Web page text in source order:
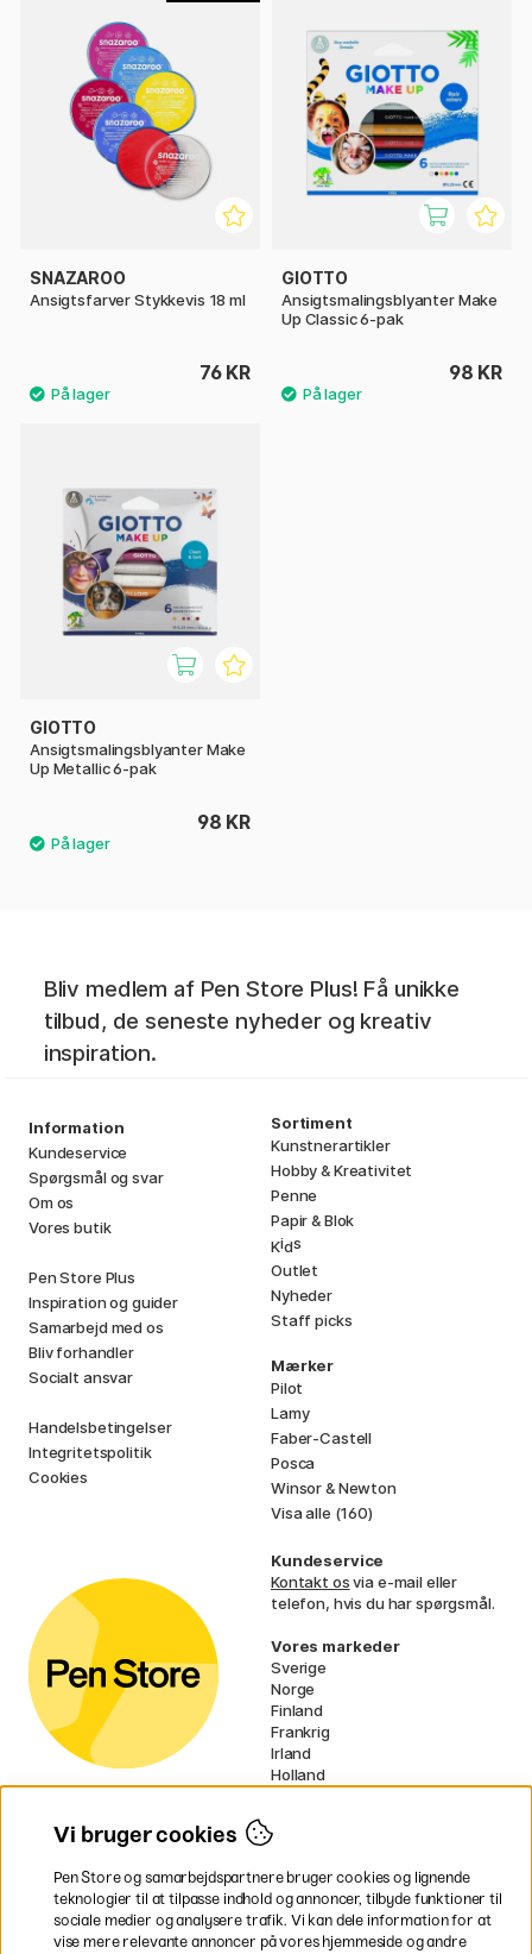
SNAZAROO
Ansigtsfarver Stykkevis 18 ml
76 KR
GIOTTO
Ansigtsmalingsblyanter Make
Up Classic 6-pak
98 KR
GIOTTO
Ansigtsmalingsblyanter Make
Up Metallic 6-pak
98 KR
Bliv medlem af Pen Store Plus! Få unikke
tilbud, de seneste nyheder og kreativ
inspiration.
Information
Kundeservice
Spørgsmål og svar
Om os
Vores butik
Pen Store Plus
Inspiration og guider
Samarbejd med os
Bliv forhandler
Socialt ansvar
Handelsbetingelser
Integritetspolitik
Cookies
Sortiment
Kunstnerartikler
Hobby & Kreativitet
Penne
Papir & Blok
Kids
Outlet
Nyheder
Staff picks
Mærker
Pilot
Lamy
Faber-Castell
Posca
Winsor & Newton
Visa alle (160)
Kundeservice
Kontakt osvia e-mail eller
telefon, hvis du har spørgsmål.
Vores markeder
Sverige
Norge
Finland
Frankrig
Irland
Holland
EU
* Specifikkefragtvilkår gælder for
voluminøse varer.
Vi bruger cookies
Pen Store og samarbejdspartnere bruger cookies og lignende
teknologier til at tilpasse indhold og annoncer, tilbyde funktioner til
sociale medier og analysere trafik. Vi kan dele information for at
vise mere relevante annoncer på vores hjemmeside og andre